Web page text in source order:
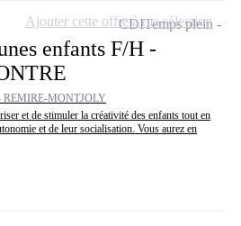
enfants F/H -
REMIRE-MONTJOLY
et de stimuler la créativité des enfants tout en
et de leur socialisation. Vous aurez en
CDITemps plein
Ajouter cette offre à ma sélection